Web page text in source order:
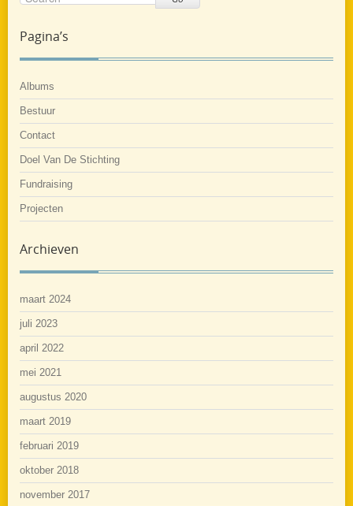
Pagina’s
Albums
Bestuur
Contact
Doel Van De Stichting
Fundraising
Projecten
Archieven
maart 2024
juli 2023
april 2022
mei 2021
augustus 2020
maart 2019
februari 2019
oktober 2018
november 2017